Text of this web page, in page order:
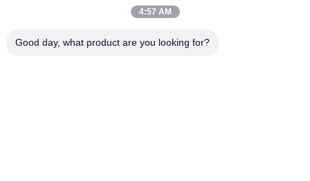
Telefoon
4:57 AM
Good day, what product are you looking for?